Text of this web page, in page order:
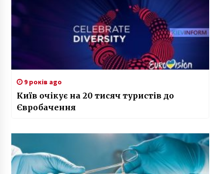
9 років ago
Київ очікує на 20 тисяч туристів до
Євробачення